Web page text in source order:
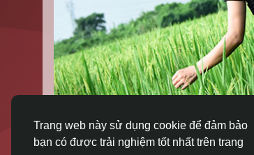
Trang web này sử dụng cookie để đảm bảo
bạn có được trải nghiệm tốt nhất trên trang